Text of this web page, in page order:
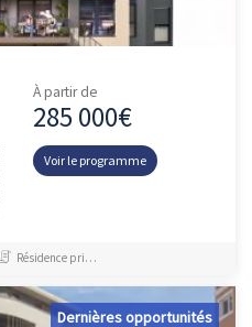
À partir de
285 000€
Voir le programme
Résidence principale / PTZ, Investissement et Défiscalisation
Dernières opportunités